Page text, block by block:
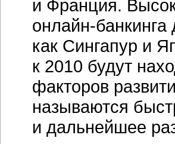
и Франция.
онлайн-банкинга
как Сингапур и
к 2010 будут
факторов
называются
и дальнейшее